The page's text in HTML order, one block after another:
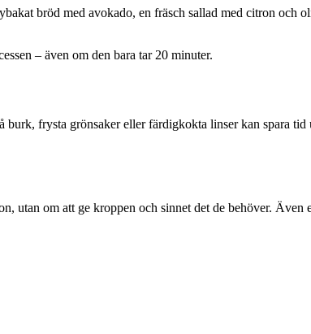
bröd med avokado, en fräsch sallad med citron
– även om den bara tar 20 minuter.
frysta grönsaker eller färdigkokta linser kan spara
utan om att ge kroppen och sinnet det de behöver.